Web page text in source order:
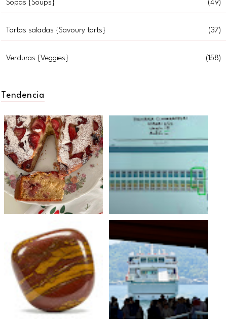
Sopas {Soups} (49)
Tartas saladas {Savoury tarts} (37)
Verduras {Veggies} (158)
Tendencia